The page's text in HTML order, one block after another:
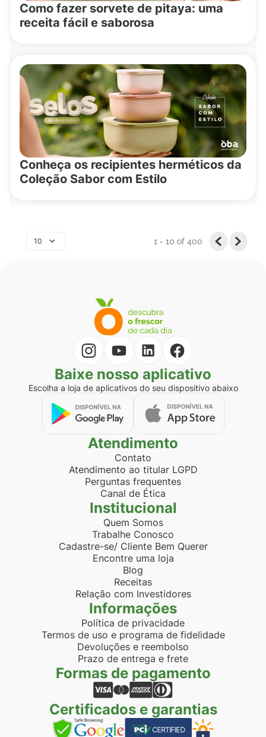
Como fazer sorvete de pitaya: uma
receita fácil e saborosa
Conheça os recipientes herméticos da
Coleção Sabor com Estilo
10 1 - 10of 400
Baixe nosso aplicativo
Escolha a loja de aplicativos do seu dispositivo abaixo
Atendimento
Contato
Atendimento ao titular LGPD
Perguntas frequentes
Canal de Ética
Institucional
Quem Somos
Trabalhe Conosco
Cadastre-se/ Cliente Bem Querer
Encontre uma loja
Blog
Receitas
Relação com Investidores
Informações
Política de privacidade
Termos de uso e programa de fidelidade
Devoluções e reembolso
Prazo de entrega e frete
Formas de pagamento
Certificados e garantias